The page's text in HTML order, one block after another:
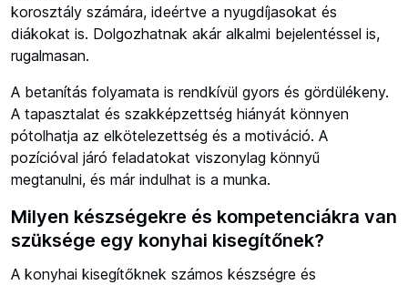
korosztály számára, ideértve a nyugdíjasokat és
diákokat is. Dolgozhatnak akár alkalmi bejelentéssel is,
rugalmasan.
A betanítás folyamata is rendkívül gyors és gördülékeny.
A tapasztalat és szakképzettség hiányát könnyen
pótolhatja az elkötelezettség és a motiváció. A
pozícióval járó feladatokat viszonylag könnyű
megtanulni, és már indulhat is a munka.
Milyen készségekre és kompetenciákra van
szüksége egy konyhai kisegítőnek?
A konyhai kisegítőknek számos készségre és